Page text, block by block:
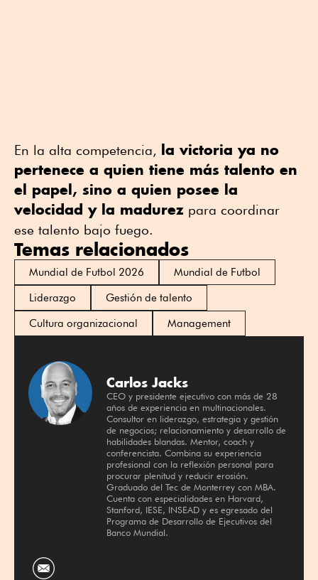
En la alta competencia, la victoria ya no
pertenece a quien tiene más talento en
el papel, sino a quien posee la
velocidad y la madurez para coordinar
ese talento bajo fuego.
Temas relacionados
Mundial de Futbol 2026
Mundial de Futbol
Liderazgo
Gestión de talento
Cultura organizacional
Management
Carlos Jacks
CEO y presidente ejecutivo con más de 28
años de experiencia en multinacionales.
Consultor en liderazgo, estrategia y gestión
de negocios; relacionamiento y desarrollo de
habilidades blandas. Mentor, coach y
conferencista. Combina su experiencia
profesional con la reflexión personal para
procurar plenitud y reducir erosión.
Graduado del Tec de Monterrey con MBA.
Cuenta con especialidades en Harvard,
Stanford, IESE, INSEAD y es egresado del
Programa de Desarrollo de Ejecutivos del
Banco Mundial.